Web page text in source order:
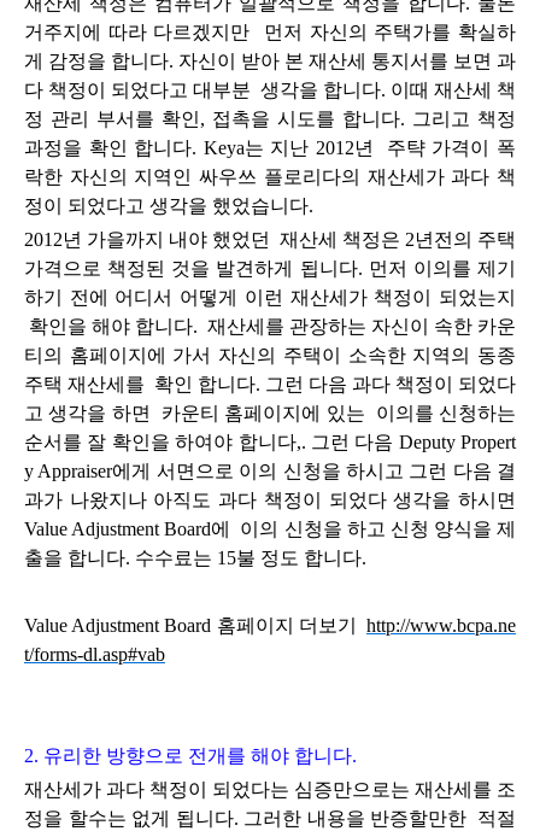
거주지에 따라 다르겠지만 먼저 자신의 주택가를 확실하
게 감정을 합니다. 자신이 받아 본 재산세 통지서를 보면 과
다 책정이 되었다고 대부분 생각을 합니다. 이때 재산세 책
정 관리 부서를 확인, 접촉을 시도를 합니다. 그리고 책정
과정을 확인 합니다. Keya는 지난 2012년 주탹 가격이 폭
락한 자신의 지역인 싸우쓰 플로리다의 재산세가 과다 책
정이 되었다고 생각을 했었습니다.
2012년 가을까지 내야 했었던 재산세 책정은 2년전의 주택
가격으로 책정된 것을 발견하게 됩니다. 먼저 이의를 제기
하기 전에 어디서 어떻게 이런 재산세가 책정이 되었는지
확인을 해야 합니다. 재산세를 관장하는 자신이 속한 카운
티의 홈페이지에 가서 자신의 주택이 소속한 지역의 동종
주택 재산세를 확인 합니다. 그런 다음 과다 책정이 되었다
고 생각을 하면 카운티 홈페이지에 있는 이의를 신청하는
순서를 잘 확인을 하여야 합니다,. 그런 다음 Deputy Propert
y Appraiser에게 서면으로 이의 신청을 하시고 그런 다음 결
과가 나왔지나 아직도 과다 책정이 되었다 생각을 하시면
Value Adjustment Board에 이의 신청을 하고 신청 양식을 제
출을 합니다. 수수료는 15불 정도 합니다.
Value Adjustment Board 홈페이지 더보기 http://www.bcpa.ne
t/forms-dl.asp#vab
2. 유리한 방향으로 전개를 해야 합니다.
재산세가 과다 책정이 되었다는 심증만으로는 재산세를 조
정을 할수는 없게 됩니다. 그러한 내용을 반증할만한 적절